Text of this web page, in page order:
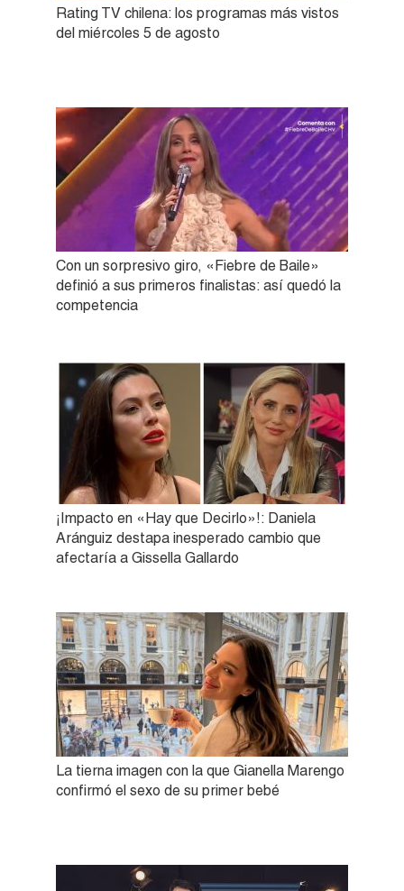
Rating TV chilena: los programas más vistos
del miércoles 5 de agosto
Con un sorpresivo giro, «Fiebre de Baile»
definió a sus primeros finalistas: así quedó la
competencia
¡Impacto en «Hay que Decirlo»!: Daniela
Aránguiz destapa inesperado cambio que
afectaría a Gissella Gallardo
La tierna imagen con la que Gianella Marengo
confirmó el sexo de su primer bebé